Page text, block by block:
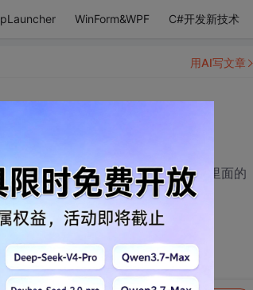
WinForm&WPF C#开发新技术
自动隐藏或者显示，就像是EXCEL里面的
！！！！
用AI写文章